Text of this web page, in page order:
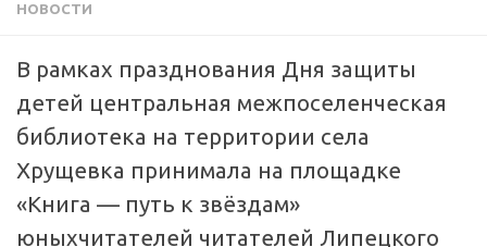
НОВОСТИ
В рамках празднования Дня защиты
детей центральная межпоселенческая
библиотека на территории села
Хрущевка принимала на площадке
«Книга — путь к звёздам»
юныхчитателей читателей Липецкого